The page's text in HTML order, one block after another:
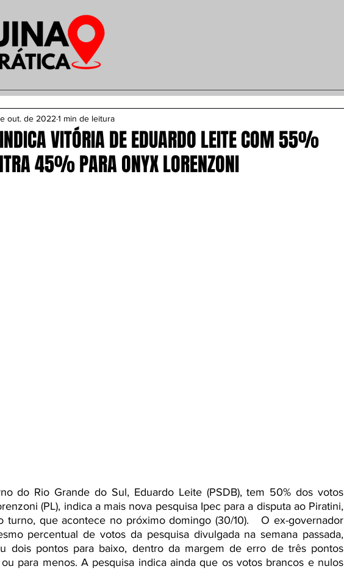
VITÓRIA DE EDUARDO LEITE COM 55%
45% PARA ONYX LORENZONI
out. de 2022 1 min de leitura
do Rio Grande do Sul, Eduardo Leite (PSDB), tem 50% dos votos
(PL), indica a mais nova pesquisa Ipec para a disputa ao Piratini,
turno, que acontece no próximo domingo (30/10).   O ex-governador
percentual de votos da pesquisa divulgada na semana passada,
dois pontos para baixo, dentro da margem de erro de três pontos
para menos. A pesquisa indica ainda que os votos brancos e nulos